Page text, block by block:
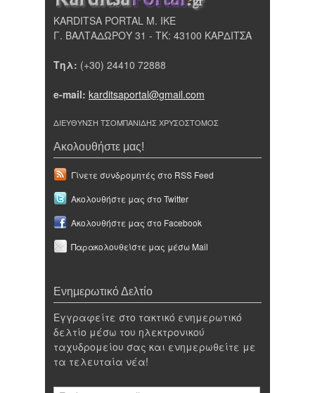
KARDITSA PORTAL Μ. ΙΚΕ
Γ. ΒΑΛΤΑΔΩΡΟΥ 31 - ΤΚ: 43100 ΚΑΡΔΙΤΣΑ
Τηλ: (+30) 24410 72888
e-mail: karditsaportal@gmail.com
ΔΙΕΥΘΥΝΣΗ ΤΣΟΜΠΑΝΙΔΗΣ ΧΡΥΣΟΣΤΟΜΟΣ
Ακολουθήστε μας!
Γίνετε συνδρομητές στο RSS Feed
Ακολουθήστε μας στο Twitter
Ακολουθήστε μας στο Facebook
Παρακολουθείστε μας μέσω Mail
Ενημερωτικό Δελτίο
Εγγραφείτε στο τακτικό ενημερωτικό
δελτίο μέσω του ηλεκτρονικού
ταχυδρομείου σας και ενημερωθείτε με
τα τελευταία νέα!